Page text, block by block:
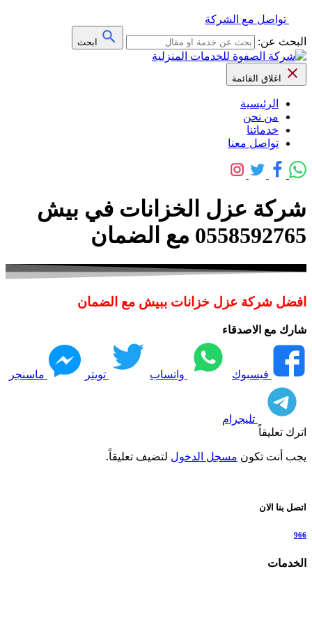
تواصل مع الشركة
البحث عن:
ابحث
اغلاق القائمة
الرئيسية
من نحن
خدماتنا
تواصل معنا
شركة عزل الخزانات في بيش
0558592765 مع الضمان
افضل شركة عزل خزانات ببيش مع الضمان
شارك مع الاصدقاء
فيسبوك واتساب تويتر ماسنجر
تليجرام
اترك تعليقاً
يجب أنت تكون مسجل الدخول لتضيف تعليقاً.
اتصل بنا الان
966
الخدمات